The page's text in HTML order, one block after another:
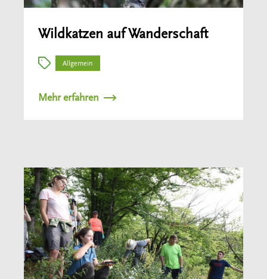
Wildkatzen auf Wanderschaft
Allgemein
Mehr erfahren